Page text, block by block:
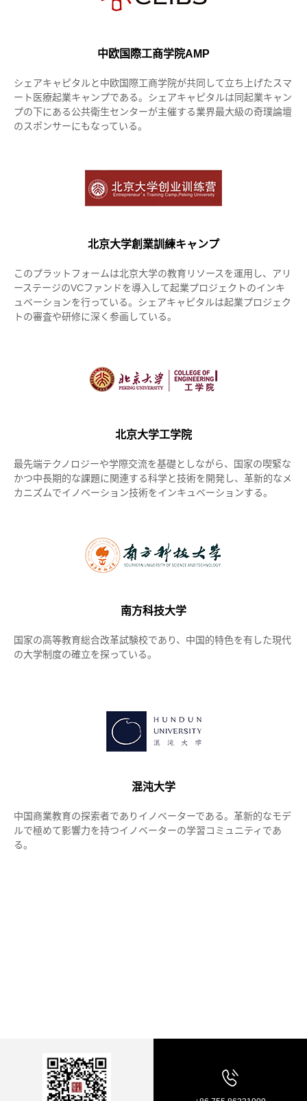
中欧国際工商学院AMP
シェアキャピタルと中欧国際工商学院が共同して立ち上げたスマ
ート医療起業キャンプである。シェアキャピタルは同起業キャン
プの下にある公共衛生センターが主催する業界最大級の奇璞論壇
のスポンサーにもなっている。
北京大学創業訓練キャンプ
このプラットフォームは北京大学の教育リソースを運用し、アリ
ーステージのVCファンドを導入して起業プロジェクトのインキ
ュベーションを行っている。シェアキャピタルは起業プロジェク
トの審査や研修に深く参画している。
北京大学工学院
最先端テクノロジーや学際交流を基礎としながら、国家の喫緊な
かつ中長期的な課題に関連する科学と技術を開発し、革新的なメ
カニズムでイノベーション技術をインキュベーションする。
南方科技大学
国家の高等教育総合改革試験校であり、中国的特色を有した現代
の大学制度の確立を探っている。
混沌大学
中国商業教育の探索者でありイノベーターである。革新的なモデ
ルで極めて影響力を持つイノベーターの学習コミュニティであ
る。